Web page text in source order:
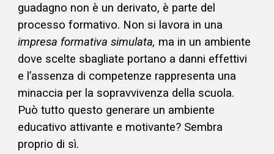
guadagno non è un derivato, è parte del
processo formativo. Non si lavora in una
impresa formativa simulata, ma in un ambiente
dove scelte sbagliate portano a danni effettivi
e l’assenza di competenze rappresenta una
minaccia per la sopravvivenza della scuola.
Può tutto questo generare un ambiente
educativo attivante e motivante? Sembra
proprio di sì.